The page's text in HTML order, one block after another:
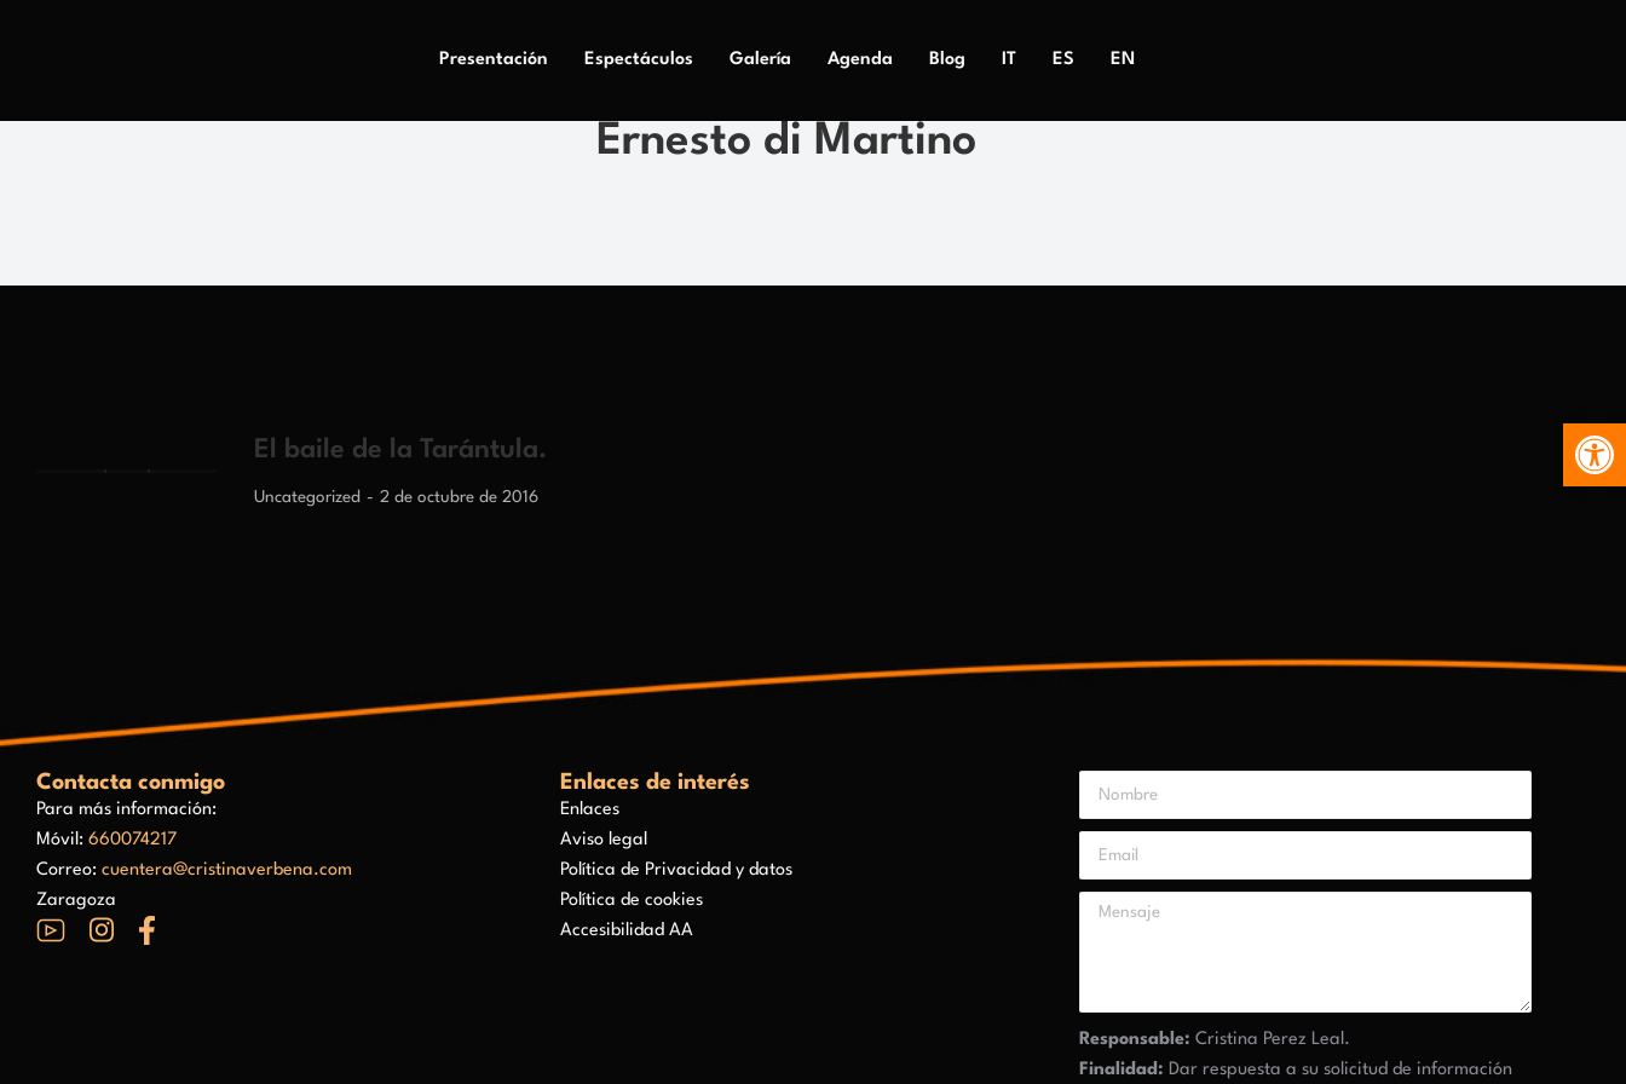
Presentación Espectáculos Galería Agenda Blog IT ES EN
Ernesto di Martino
El baile de la Tarántula.
Uncategorized 2 de octubre de 2016
Contacta conmigo
Para más información:
Móvil: 660074217
Correo: cuentera@cristinaverbena.com
Zaragoza
Enlaces de interés
Enlaces
Aviso legal
Política de Privacidad y datos
Política de cookies
Accesibilidad AA
Responsable: Cristina Perez Leal.
Finalidad: Dar respuesta a su solicitud de información